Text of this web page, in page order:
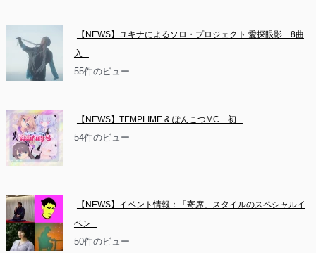
【NEWS】ユキナによるソロ・プロジェクト 愛探眼影　8曲
入...
55件のビュー
【NEWS】TEMPLIME & ぽんこつMC　初...
54件のビュー
【NEWS】イベント情報：「寄席」スタイルのスペシャルイ
ベン...
50件のビュー